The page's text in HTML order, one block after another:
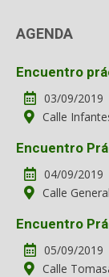
AGENDA
Encuentro
03/09/2019
Calle
Encuentro
04/09/2019
Calle
Encuentro
05/09/2019
Calle